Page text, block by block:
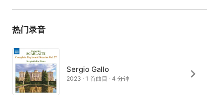
热门录音
Sergio Gallo
2023 · 1 首曲目 · 4 分钟